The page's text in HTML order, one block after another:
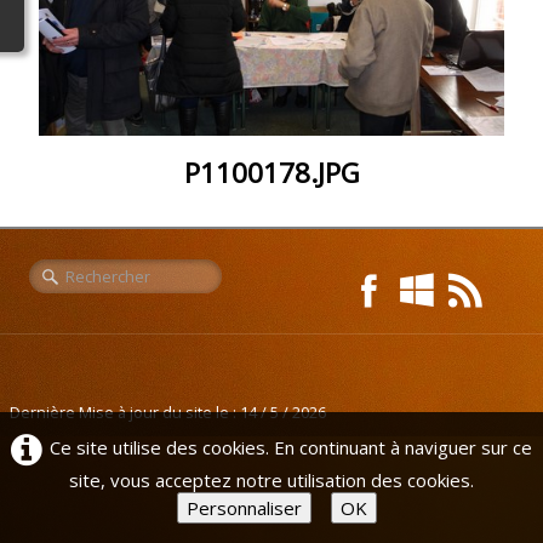
Liens
L'Europe de Michel
P1100178.JPG
Dernière Mise à jour du site le : 14 / 5 / 2026
Ce site utilise des cookies. En continuant à naviguer sur ce
site, vous acceptez notre utilisation des cookies.
Personnaliser
OK